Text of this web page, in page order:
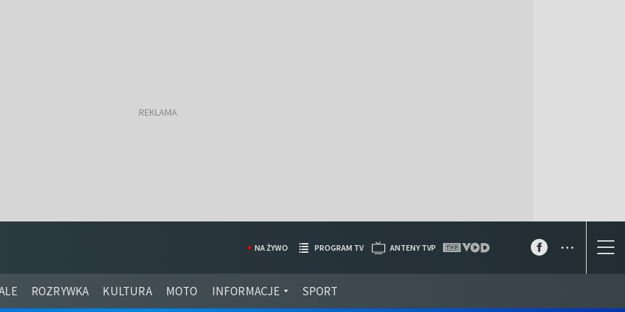
ROZRYWKA KULTURA MOTO INFORMACJE SPORT
NA ŻYWO PROGRAM TV ANTENY TVP ...